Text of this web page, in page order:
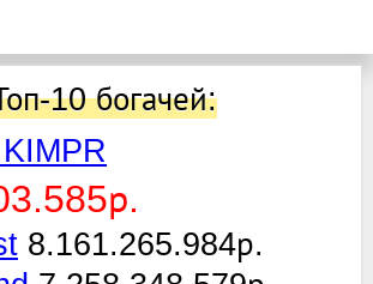
10 богачей:
8.161.265.984р.